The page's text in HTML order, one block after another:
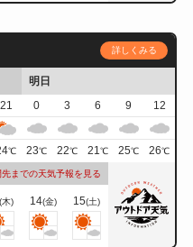
詳しくみる
明日
21 0 3 6 9
12
℃ 23℃ 22℃ 21℃ 25℃ 26℃
までの天気予報を見る
(木) 14(金) 15(土)